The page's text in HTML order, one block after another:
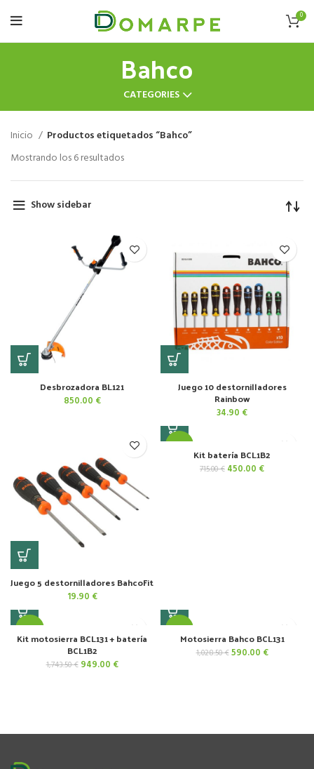
0
Bahco
CATEGORIES
Inicio
Productos etiquetados “Bahco”
Mostrando los 6 resultados
Show sidebar
Desbrozadora BL121
850.00 €
Juego 10 destornilladores
Rainbow
34.90 €
Juego 5 destornilladores BahcoFit
19.90 €
-37%
Kit batería BCL1B2
715.00€ El
450.00 €El
-46%
Kit motosierra BCL131 + batería
BCL1B2
1,743.50€ El
949.00 €El
-43%
Motosierra Bahco BCL131
1,028.50€El
590.00 €El